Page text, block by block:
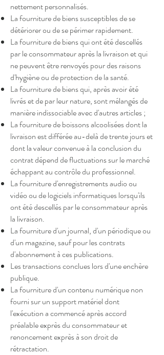
nettement personnalisés.
La fourniture de biens susceptibles de se
détériorer ou de se périmer rapidement.
La fourniture de biens qui ont été descellés
par le consommateur après la livraison et qui
ne peuvent être renvoyés pour des raisons
d'hygiène ou de protection de la santé.
La fourniture de biens qui, après avoir été
livrés et de par leur nature, sont mélangés de
manière indissociable avec d'autres articles ;
La fourniture de boissons alcoolisées dont la
livraison est différée au-delà de trente jours et
dont la valeur convenue à la conclusion du
contrat dépend de fluctuations sur le marché
échappant au contrôle du professionnel.
La fourniture d'enregistrements audio ou
vidéo ou de logiciels informatiques lorsqu'ils
ont été descellés par le consommateur après
la livraison.
La fourniture d'un journal, d'un périodique ou
d'un magazine, sauf pour les contrats
d'abonnement à ces publications.
Les transactions conclues lors d'une enchère
publique.
La fourniture d'un contenu numérique non
fourni sur un support matériel dont
l'exécution a commencé après accord
préalable exprès du consommateur et
renoncement exprès à son droit de
rétractation.